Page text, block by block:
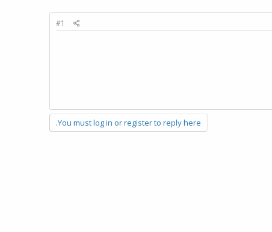
#1
You must log in or register to reply here.